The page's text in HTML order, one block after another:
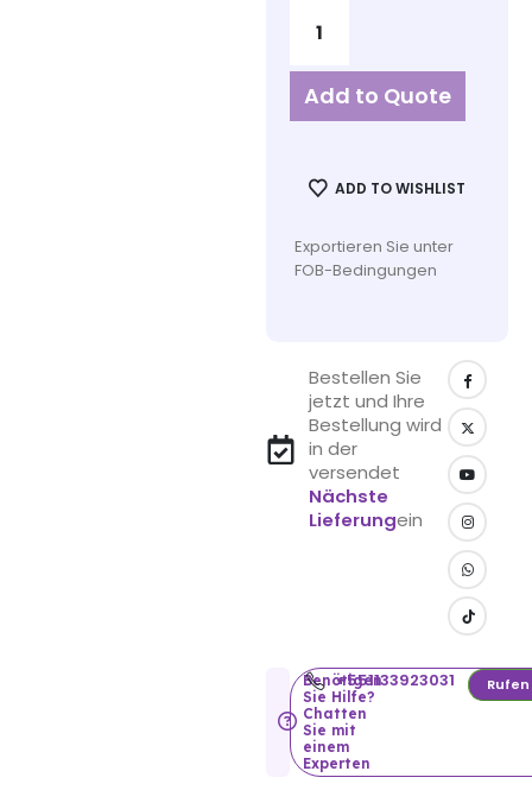
Add to Quote
ADD TO WISHLIST
Exportieren Sie unter
FOB-Bedingungen
Bestellen Sie
jetzt und Ihre
Bestellung wird
in der
versendet
Nächste
Lieferungein
Benötigen
Sie Hilfe?
Chatten
Sie mit
einem
Experten
+551133923031 Rufen